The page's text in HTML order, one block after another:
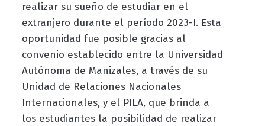
realizar su sueño de estudiar en el
extranjero durante el período 2023-I. Esta
oportunidad fue posible gracias al
convenio establecido entre la Universidad
Autónoma de Manizales, a través de su
Unidad de Relaciones Nacionales
Internacionales, y el PILA, que brinda a
los estudiantes la posibilidad de realizar